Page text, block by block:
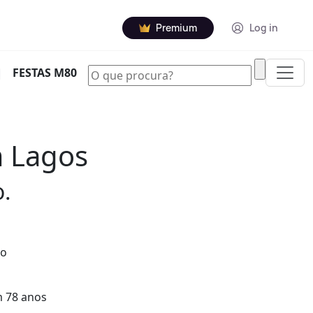
Premium Log in
FESTAS M80
78 anos